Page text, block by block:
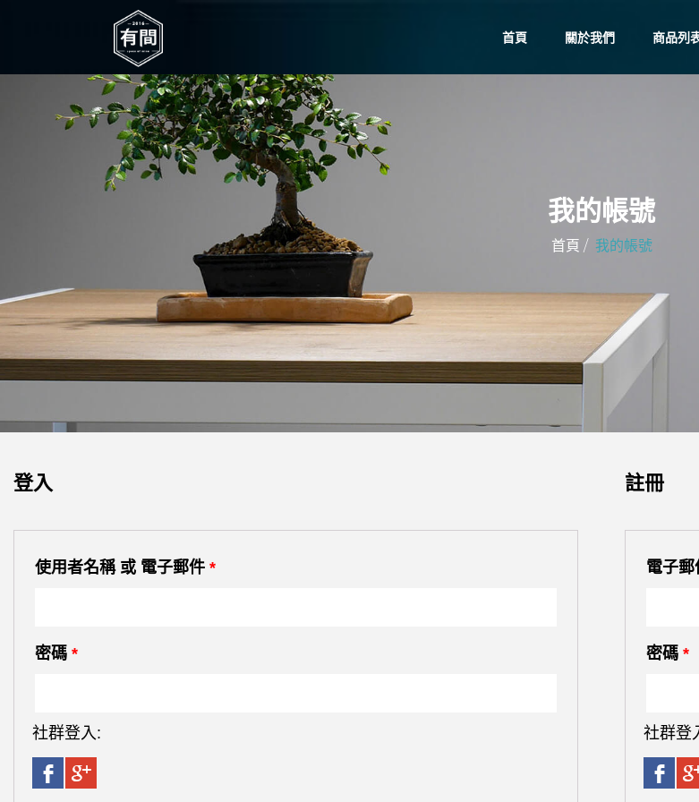
首頁 關於我們 商品列
我的帳號
首頁 / 我的帳號
登入
使用者名稱 或 電子郵件 *
密碼 *
社群登入:
註冊
電子
密碼*
社群登